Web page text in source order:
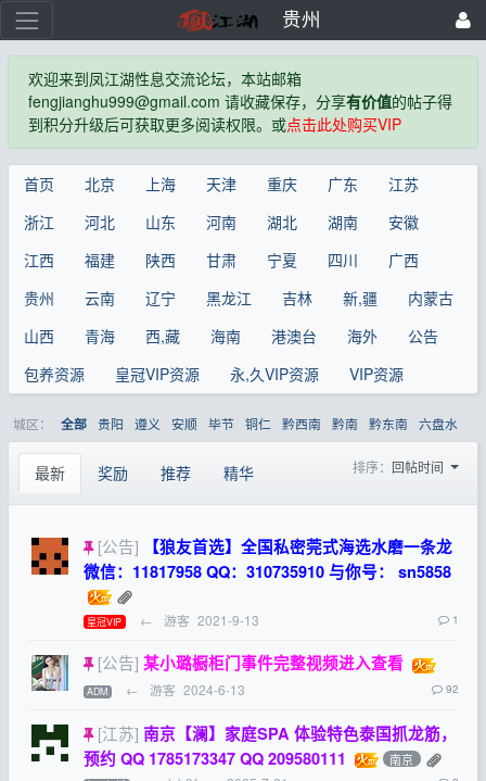
贵州
欢迎来到凤江湖性息交流论坛，本站邮箱
fengjianghu999@gmail.com 请收藏保存，分享有价值的帖子得
到积分升级后可获取更多阅读权限。或点击此处购买VIP
首页 北京 上海 天津 重庆 广东
江苏
浙江
河北 山东 河南 湖北 湖南
安徽
江西
福建 陕西 甘肃 宁夏 四川
广西
贵州
云南 辽宁 黑龙江 吉林 新,疆
内蒙古
山西
青海 西,藏 海南 港澳台 海外
公告
包养资源
皇冠VIP资源 永,久VIP资源 VIP资源
城区： 全部 贵阳 遵义 安顺 毕节 铜仁 黔西南 黔南 黔东南 六盘水
最新 奖励 推荐 精华 排序： 回帖时间
[公告]
【狼友首选】全国私密莞式海选水磨一条龙
微信：11817958 QQ：310735910 与你号： sn5858
皇冠VIP ← 游客 2021-9-13 1
[公告] 某小璐橱柜门事件完整视频进入查看
ADM ← 游客 2024-6-13 92
[江苏] 南京【澜】家庭SPA 体验特色泰国抓龙筋，
预约 QQ 1785173347 QQ 209580111
南京